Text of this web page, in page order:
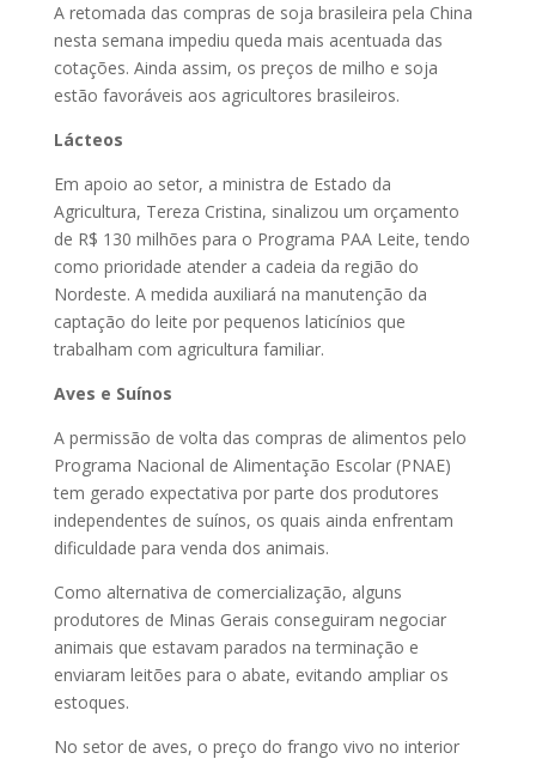
A retomada das compras de soja brasileira pela China
nesta semana impediu queda mais acentuada das
cotações. Ainda assim, os preços de milho e soja
estão favoráveis aos agricultores brasileiros.
Lácteos
Em apoio ao setor, a ministra de Estado da
Agricultura, Tereza Cristina, sinalizou um orçamento
de R$ 130 milhões para o Programa PAA Leite, tendo
como prioridade atender a cadeia da região do
Nordeste. A medida auxiliará na manutenção da
captação do leite por pequenos laticínios que
trabalham com agricultura familiar.
Aves e Suínos
A permissão de volta das compras de alimentos pelo
Programa Nacional de Alimentação Escolar (PNAE)
tem gerado expectativa por parte dos produtores
independentes de suínos, os quais ainda enfrentam
dificuldade para venda dos animais.
Como alternativa de comercialização, alguns
produtores de Minas Gerais conseguiram negociar
animais que estavam parados na terminação e
enviaram leitões para o abate, evitando ampliar os
estoques.
No setor de aves, o preço do frango vivo no interior